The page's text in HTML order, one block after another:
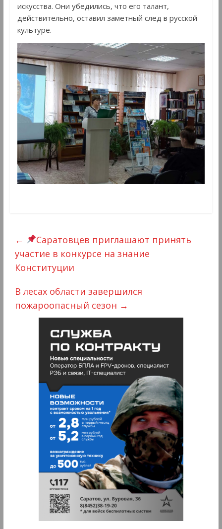
искусства. Они убедились, что его талант,
действительно, оставил заметный след в русской
культуре.
←
Саратовцев приглашают принять
участие в конкурсе на знание
Конституции
В лесах области завершился
пожароопасный сезон →